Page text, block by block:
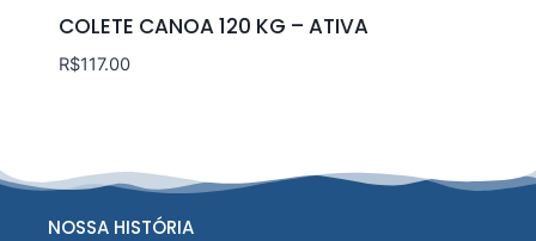
COLETE CANOA 120 KG – ATIVA
R$117.00
NOSSA HISTÓRIA